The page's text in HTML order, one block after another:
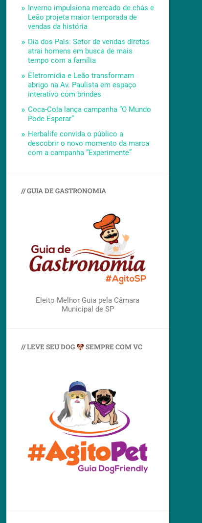
Inverno impulsiona mercado de chás e
Leão projeta maior temporada de
vendas da história
Dia dos Pais: Setor de vendas diretas
atrai homens em busca de mais
tempo com a família
Eletromidia e Leão transformam
abrigo na Av. Paulista em espaço
interativo com brindes
Coca-Cola lança campanha “O Mundo
Pode Esperar”
Herbalife convida o público a
descobrir o novo momento da marca
com a campanha “Experimente”
// GUIA DE GASTRONOMIA
Eleito Melhor Guia pela Câmara
Municipal de SP
// LEVE SEU DOG SEMPRE COM VC